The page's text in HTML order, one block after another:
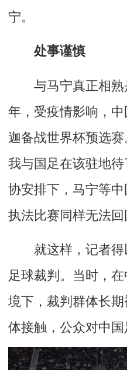
宁。
处事谨慎
与马宁真正相熟
年，受疫情影响，
迦备战世界杯预选
我与国足在该驻地
协安排下，马宁等
执法比赛同样无法回
就这样，记者得
足球裁判。当时，
境下，裁判群体长
体接触，公众对中国